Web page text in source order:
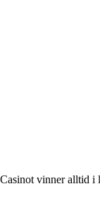
vinner alltid